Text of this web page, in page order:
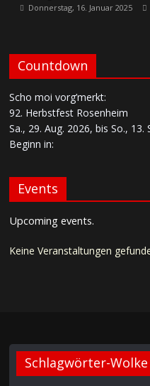
Donnerstag, 16. Januar 2025
Countdown
Scho moi vorg’merkt:
92. Herbstfest Rosenheim
Sa., 29. Aug. 2026, bis So., 13.
Beginn in:
Events
Upcoming events.
Keine Veranstaltungen
Schlagwörter-Wolke